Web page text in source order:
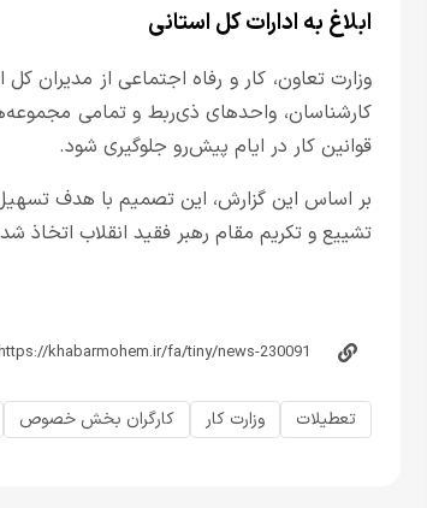
ابلاغ به ادارات کل استانی
وزارت تعاون، کار و رفاه اجتماعی از مدیران
کارشناسان، واحدهای ذی‌ربط و تمامی
قوانین کار در ایام پیش‌رو جلوگیری شود.
بر اساس این گزارش، این تصمیم با هدف
تشییع و تکریم مقام رهبر فقید انقلاب اتخاذ
تعطیلات وزارت کار کارگران بخش خصوص